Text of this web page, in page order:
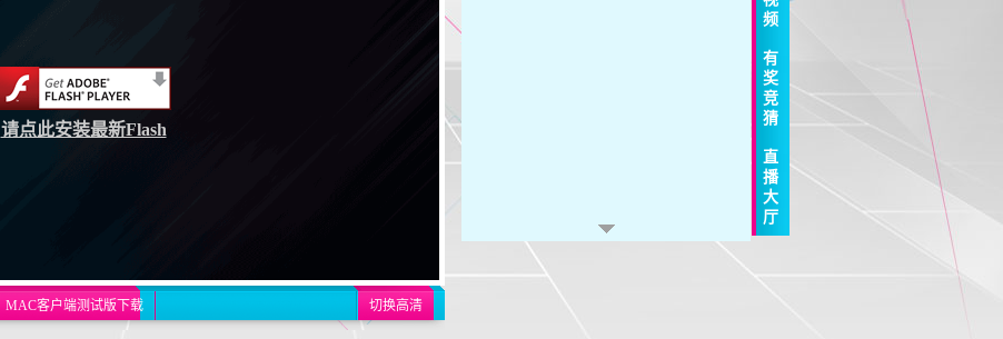
请点此安装最新Flash
MAC客户端测试版下载 切换高清
频
有
奖
竞
猜
直
播
大
厅